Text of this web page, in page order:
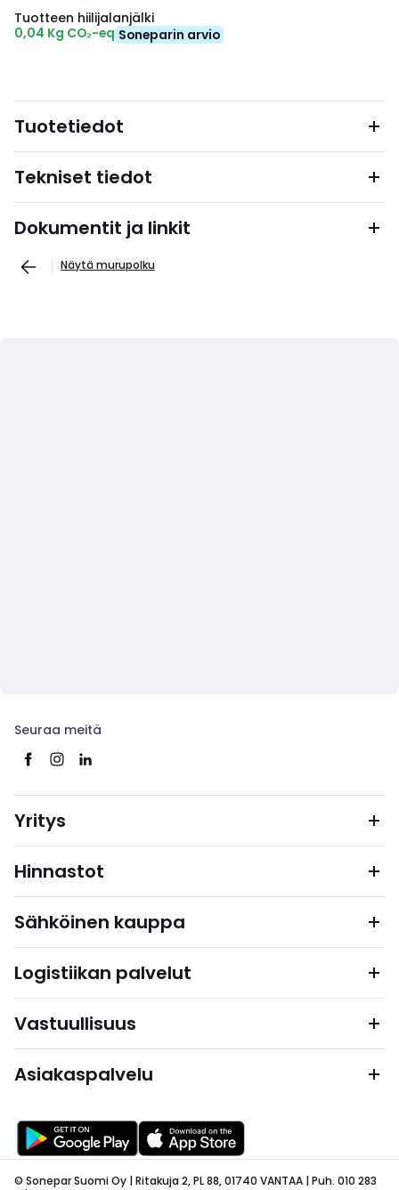
Tuotteen hiilijalanjälki
0,04 Kg CO₂-eq Soneparin arvio
Tuotetiedot
Tekniset tiedot
Dokumentit ja linkit
Näytä murupolku
Seuraa meitä
Yritys
Hinnastot
Sähköinen kauppa
Logistiikan palvelut
Vastuullisuus
Asiakaspalvelu
© Sonepar Suomi Oy | Ritakuja 2, PL 88, 01740 VANTAA | Puh. 010 283